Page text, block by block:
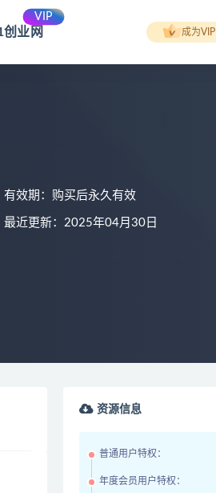
创业网
VIP
成为VIP
有效期：购买后永久有效
最近更新：2025年04月30日
资源信息
普通用户特权：
年度会员用户特权：